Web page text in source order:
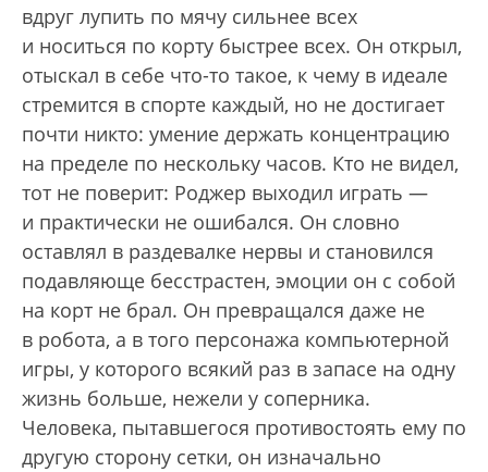
вдруг лупить по мячу сильнее всех
и носиться по корту быстрее всех. Он открыл,
отыскал в себе что-то такое, к чему в идеале
стремится в спорте каждый, но не достигает
почти никто: умение держать концентрацию
на пределе по нескольку часов. Кто не видел,
тот не поверит: Роджер выходил играть —
и практически не ошибался. Он словно
оставлял в раздевалке нервы и становился
подавляюще бесстрастен, эмоции он с собой
на корт не брал. Он превращался даже не
в робота, а в того персонажа компьютерной
игры, у которого всякий раз в запасе на одну
жизнь больше, нежели у соперника.
Человека, пытавшегося противостоять ему по
другую сторону сетки, он изначально